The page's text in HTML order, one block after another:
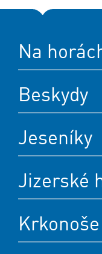
Na
Beskydy
Jeseníky
Jizerské
Krkonoše